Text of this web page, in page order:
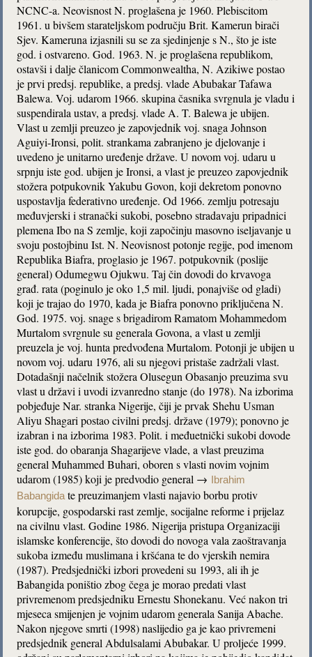
NCNC-a. Neovisnost N. proglašena je 1960. Plebiscitom
1961. u bivšem starateljskom području Brit. Kamerun birači
Sjev. Kameruna izjasnili su se za sjedinjenje s N., što je iste
god. i ostvareno. God. 1963. N. je proglašena republikom,
ostavši i dalje članicom Commonwealtha, N. Azikiwe postao
je prvi predsj. republike, a predsj. vlade Abubakar Tafawa
Balewa. Voj. udarom 1966. skupina časnika svrgnula je vladu i
suspendirala ustav, a predsj. vlade A. T. Balewa je ubijen.
Vlast u zemlji preuzeo je zapovjednik voj. snaga Johnson
Aguiyi-Ironsi, polit. strankama zabranjeno je djelovanje i
uvedeno je unitarno uređenje države. U novom voj. udaru u
srpnju iste god. ubijen je Ironsi, a vlast je preuzeo zapovjednik
stožera potpukovnik Yakubu Govon, koji dekretom ponovno
uspostavlja federativno uređenje. Od 1966. zemlju potresaju
međuvjerski i stranački sukobi, posebno stradavaju pripadnici
plemena Ibo na S zemlje, koji započinju masovno iseljavanje u
svoju postojbinu Ist. N. Neovisnost potonje regije, pod imenom
Republika Biafra, proglasio je 1967. potpukovnik (poslije
general) Odumegwu Ojukwu. Taj čin dovodi do krvavoga
građ. rata (poginulo je oko 1,5 mil. ljudi, ponajviše od gladi)
koji je trajao do 1970, kada je Biafra ponovno priključena N.
God. 1975. voj. snage s brigadirom Ramatom Mohammedom
Murtalom svrgnule su generala Govona, a vlast u zemlji
preuzela je voj. hunta predvođena Murtalom. Potonji je ubijen u
novom voj. udaru 1976, ali su njegovi pristaše zadržali vlast.
Dotadašnji načelnik stožera Olusegun Obasanjo preuzima svu
vlast u državi i uvodi izvanredno stanje (do 1978). Na izborima
pobjeđuje Nar. stranka Nigerije, čiji je prvak Shehu Usman
Aliyu Shagari postao civilni predsj. države (1979); ponovno je
izabran i na izborima 1983. Polit. i međuetnički sukobi dovode
iste god. do obaranja Shagarijeve vlade, a vlast preuzima
general Muhammed Buhari, oboren s vlasti novim vojnim
udarom (1985) koji je predvodio general →
Ibrahim
Babangida te preuzimanjem vlasti najavio borbu protiv
korupcije, gospodarski rast zemlje, socijalne reforme i prijelaz
na civilnu vlast. Godine 1986. Nigerija pristupa Organizaciji
islamske konferencije, što dovodi do novoga vala zaoštravanja
sukoba između muslimana i kršćana te do vjerskih nemira
(1987). Predsjednički izbori provedeni su 1993, ali ih je
Babangida poništio zbog čega je morao predati vlast
privremenom predsjedniku Ernestu Shonekanu. Već nakon tri
mjeseca smijenjen je vojnim udarom generala Sanija Abache.
Nakon njegove smrti (1998) naslijedio ga je kao privremeni
predsjednik general Abdulsalami Abubakar. U proljeće 1999.